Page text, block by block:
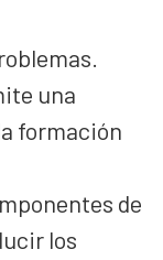
una
formación
de
los